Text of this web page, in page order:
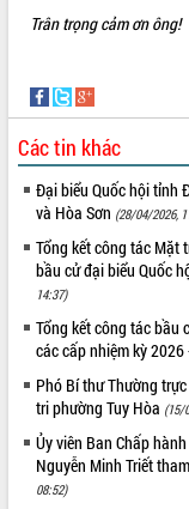
Trân trọng cảm ơn ông!
Các tin khác
Đại biểu Quốc hội tỉnh
và Hòa Sơn (28/04/2026,
Tổng kết công tác Mặt
bầu cử đại biểu Quốc
14:37)
Tổng kết công tác bầu
các cấp nhiệm kỳ 2026
Phó Bí thư Thường
tri phường Tuy Hòa (15/
Ủy viên Ban Chấp
Nguyễn Minh Triết
08:52)